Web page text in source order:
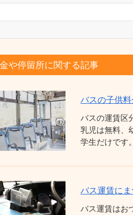
や停留所に関する記事
バスの子供
バスの運賃区
乳児は無料、
学生だけです。
バス運賃にま
バス運賃はお